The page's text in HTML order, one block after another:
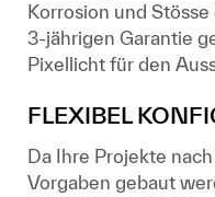
Korrosion und
3-jährigen Garantie
Pixellicht für den
FLEXIBEL
Da Ihre Projekte
Vorgaben gebaut